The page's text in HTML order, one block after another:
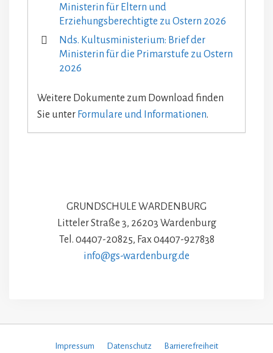
Ministerin für Eltern und
Erziehungsberechtigte zu Ostern 2026
Nds. Kultusministerium: Brief der
Ministerin für die Primarstufe zu Ostern
2026
Weitere Dokumente zum Download finden
Sie unter Formulare und Informationen.
GRUNDSCHULE WARDENBURG
Litteler Straße 3, 26203 Wardenburg
Tel. 04407-20825, Fax 04407-927838
info@gs-wardenburg.de
Impressum Datenschutz Barrierefreiheit